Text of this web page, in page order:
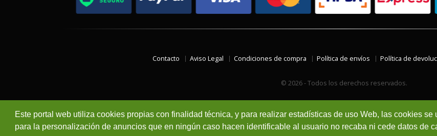
Este portal web utiliza cookies propias con finalidad técnica, y para realizar estadísticas de uso Web, las cookies se
para la personalización de anuncios que en ningún caso hacen identificable al usuario no recaba ni cede datos de
Contacto Aviso Legal Condiciones de compra Política de envíos Política de
© 2026 - Todos los derechos reservados.